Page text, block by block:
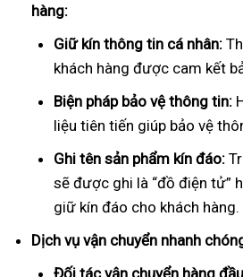
hàng:
Giữ kín thông tin cá nhân:
khách hàng được cam kết
Biện pháp bảo vệ thông tin:
liệu tiên tiến giúp bảo vệ
Ghi tên sản phẩm kín đáo:
sẽ được ghi là “đồ điện tử”
giữ kín đáo cho khách hàng.
Dịch vụ vận chuyển nhanh
Đối tác vận chuyển hàng đầu